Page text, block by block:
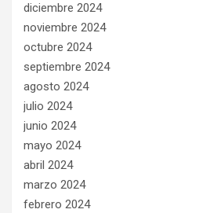
diciembre 2024
noviembre 2024
octubre 2024
septiembre 2024
agosto 2024
julio 2024
junio 2024
mayo 2024
abril 2024
marzo 2024
febrero 2024